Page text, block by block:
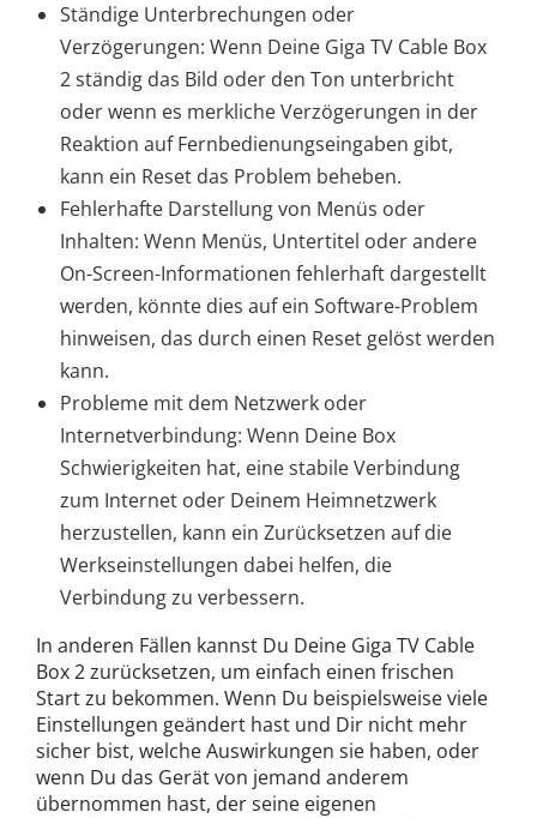
Ständige Unterbrechungen oder
Verzögerungen: Wenn Deine Giga TV Cable Box
2 ständig das Bild oder den Ton unterbricht
oder wenn es merkliche Verzögerungen in der
Reaktion auf Fernbedienungseingaben gibt,
kann ein Reset das Problem beheben.
Fehlerhafte Darstellung von Menüs oder
Inhalten: Wenn Menüs, Untertitel oder andere
On-Screen-Informationen fehlerhaft dargestellt
werden, könnte dies auf ein Software-Problem
hinweisen, das durch einen Reset gelöst werden
kann.
Probleme mit dem Netzwerk oder
Internetverbindung: Wenn Deine Box
Schwierigkeiten hat, eine stabile Verbindung
zum Internet oder Deinem Heimnetzwerk
herzustellen, kann ein Zurücksetzen auf die
Werkseinstellungen dabei helfen, die
Verbindung zu verbessern.
In anderen Fällen kannst Du Deine Giga TV Cable
Box 2 zurücksetzen, um einfach einen frischen
Start zu bekommen. Wenn Du beispielsweise viele
Einstellungen geändert hast und Dir nicht mehr
sicher bist, welche Auswirkungen sie haben, oder
wenn Du das Gerät von jemand anderem
übernommen hast, der seine eigenen